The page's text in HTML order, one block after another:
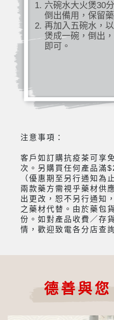
六碗水大火煲30
倒出備用，保留藥
再加入五碗水，
煲成一碗，倒出
即可。
注意事項：
客戶如訂購抗疫茶可享
次。另購買任何產品滿
（優惠期至另行通知為
兩款藥方需視乎藥材供
出更改，恕不另行通知
之藥材代替。由於藥包
份。如對產品收費／存
情，歡迎致電各分店查
德善與